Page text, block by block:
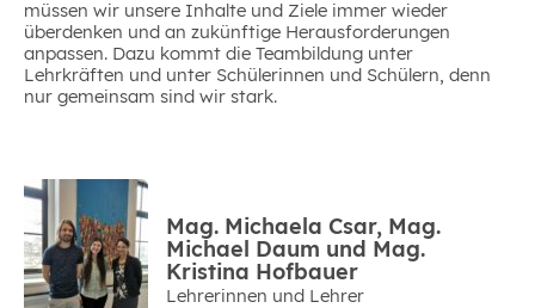
müssen wir unsere Inhalte und Ziele immer wieder
überdenken und an zukünftige Herausforderungen
anpassen. Dazu kommt die Teambildung unter
Lehrkräften und unter Schülerinnen und Schülern, denn
nur gemeinsam sind wir stark.
Mag. Michaela Csar, Mag.
Michael Daum und Mag.
Kristina Hofbauer
Lehrerinnen und Lehrer